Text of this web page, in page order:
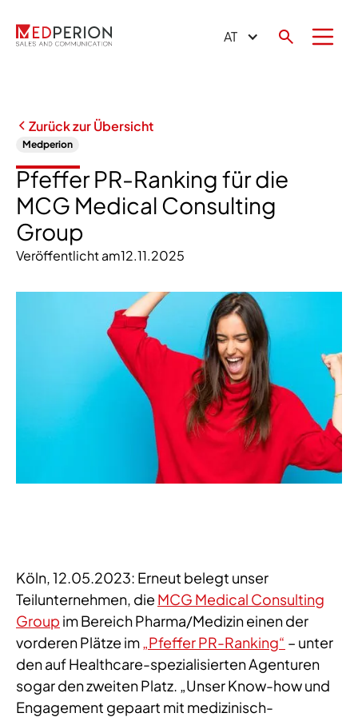
AT
Zurück zur Übersicht
Medperion
Pfeffer PR-Ranking für die
MCG Medical Consulting
Group
Veröffentlicht am12.11.2025
Köln, 12.05.2023: Erneut belegt unser
Teilunternehmen, die MCG Medical Consulting
Group im Bereich Pharma/Medizin einen der
vorderen Plätze im„Pfeffer PR-Ranking“ – unter
den auf Healthcare-spezialisierten Agenturen
sogar den zweiten Platz. „Unser Know-how und
Engagement gepaart mit medizinisch-